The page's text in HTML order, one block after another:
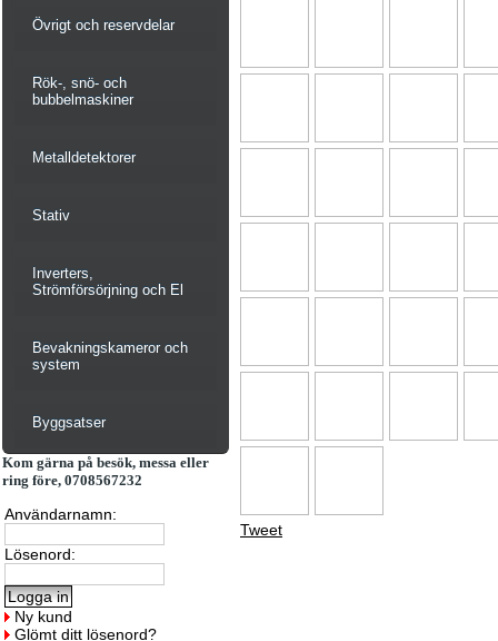
Övrigt och reservdelar
Rök-, snö- och
bubbelmaskiner
Metalldetektorer
Stativ
Inverters,
Strömförsörjning och El
Bevakningskameror och
system
Byggsatser
Kom gärna på besök, messa eller
ring före, 0708567232
Användarnamn:
Lösenord:
Ny kund
Glömt ditt lösenord?
Tweet